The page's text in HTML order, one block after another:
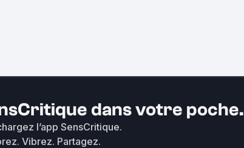
dans votre poche.
l’app SensCritique.
Vibrez. Partagez.